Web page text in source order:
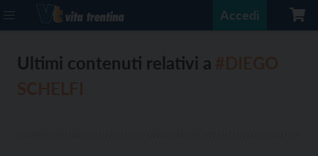
Accedi
Ultimi contenuti relativi a